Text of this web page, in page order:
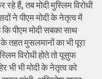
रहे हैं, तब मोदी मुस्लिम विरोधी
ने पीएम मोदी के नेतृत्व में
पीएम मोदी सबका साथ
तहत मुसलमानों का भी पूरा
विरोधी होते तो यूसुफ
भी भी मोदी के नेतृत्व को